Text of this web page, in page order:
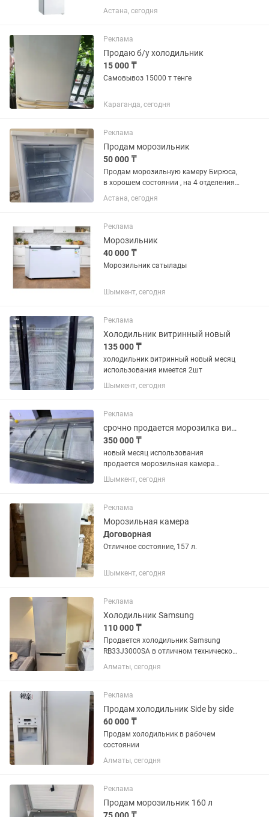
года. Состояние отличное, есть запах.
Остался выключенным с мясом
клинингом. Новый стоит 525...
Астана, сегодня
Реклама
Продаю б/у холодильник
15 000 ₸
Самовывоз 15000 т тенге
Караганда, сегодня
Реклама
Продам морозильник
50 000 ₸
Продам морозильную камеру Бирюса,
в хорошем состоянии , на 4 отделения,
объем 110 , торг есть
Астана, сегодня
Реклама
Морозильник
40 000 ₸
Морозильник сатылады
Шымкент, сегодня
Реклама
Холодильник витринный новый
135 000 ₸
холодильник витринный новый месяц
использования имеется 2шт
Шымкент, сегодня
Реклама
срочно продается морозилка витринный
350 000 ₸
новый месяц использования
продается морозильная камера
большой
Шымкент, сегодня
Реклама
Морозильная камера
Договорная
Отличное состояние, 157 л.
Шымкент, сегодня
Реклама
Холодильник Samsung
110 000 ₸
Продается холодильник Samsung
RB33J3000SA в отличном техническом
и внешнем состоянии. • Полностью
исправен, работает тихо. •
Inverter. • Система No Frost — не
требует...
Алматы, сегодня
Реклама
Продам холодильник Side by side
60 000 ₸
Продам холодильник в рабочем
состоянии
Алматы, сегодня
Реклама
Продам морозильник 160 л